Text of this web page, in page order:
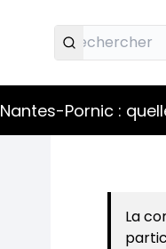
Nantes-Pornic :
La